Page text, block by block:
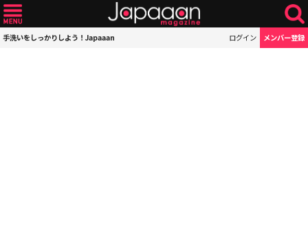
手洗いをしっかりしよう！Japaaan ログイン メンバー登録